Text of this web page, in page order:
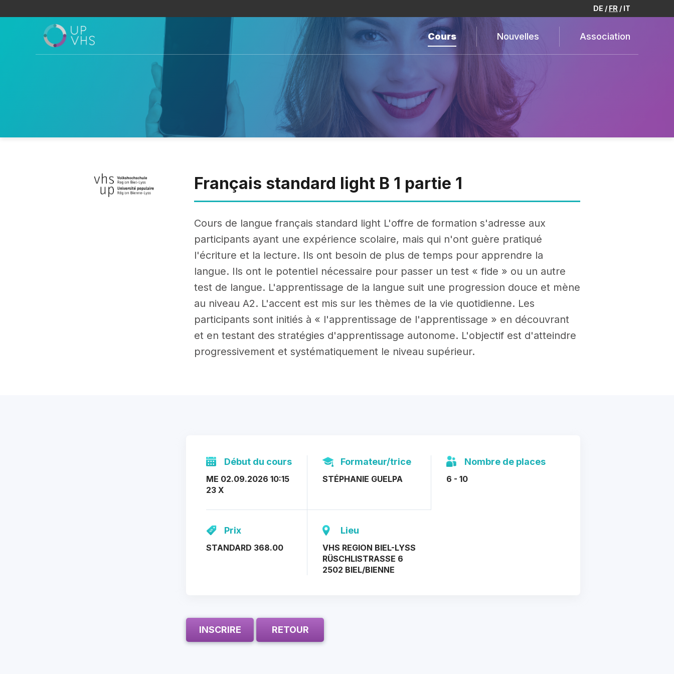
DE FR IT
Cours Nouvelles Association
Français standard light B 1 partie 1
Cours de langue français standard light L'offre de formation s'adresse aux
participants ayant une expérience scolaire, mais qui n'ont guère pratiqué
l'écriture et la lecture. Ils ont besoin de plus de temps pour apprendre la
langue. Ils ont le potentiel nécessaire pour passer un test « fide » ou un autre
test de langue. L'apprentissage de la langue suit une progression douce et mène
au niveau A2. L'accent est mis sur les thèmes de la vie quotidienne. Les
participants sont initiés à « l'apprentissage de l'apprentissage » en découvrant
et en testant des stratégies d'apprentissage autonome. L'objectif est d'atteindre
progressivement et systématiquement le niveau supérieur.
Début du cours
ME 02.09.2026 10:15
23 X
Formateur/trice
STÉPHANIE GUELPA
Nombre de places
6 - 10
Prix
STANDARD 368.00
Lieu
VHS REGION BIEL-LYSS
RÜSCHLISTRASSE 6
2502 BIEL/BIENNE
INSCRIRE RETOUR